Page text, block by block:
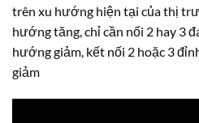
trên xu hướng hiện tại của thị
hướng tăng, chỉ cần nối 2 hay 3
hướng giảm, kết nối 2 hoặc 3
giảm